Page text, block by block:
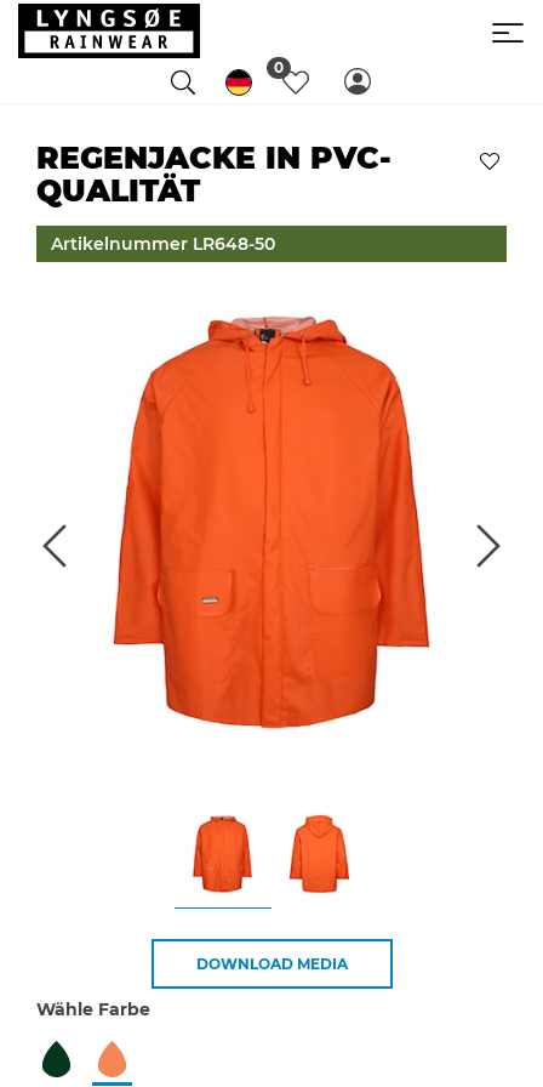
0
REGENJACKE IN PVC-
QUALITÄT
Artikelnummer LR648-50
DOWNLOAD MEDIA
Wähle Farbe